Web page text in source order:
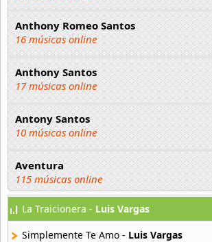
Anthony Romeo Santos
16 músicas online
Anthony Santos
17 músicas online
Antony Santos
10 músicas online
Aventura
115 músicas online
Bachata Hits
13 músicas online
La Traicionera - Luis Vargas
Simplemente Te Amo - Luis Vargas